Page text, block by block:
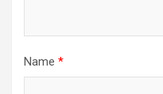
Name *